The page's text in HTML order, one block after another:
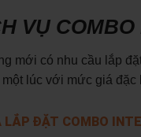
VỤ
mới có nhu cầu lắp
một lúc với mức giá đặc
LẮP ĐẶT COMBO